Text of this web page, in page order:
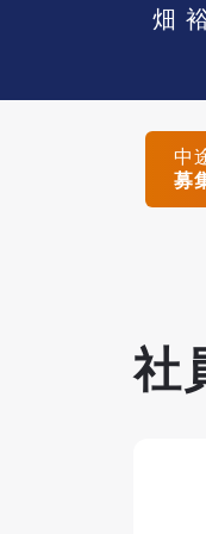
畑
中
募
社